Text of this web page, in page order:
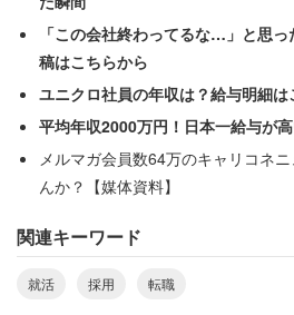
外のことは、評価に使ってはいけ
企業と個人を比べれば、もちろん
なり、微妙な問題がある場合はで
スト」で考えるべきというのが基
「入りたい人は全員自社に入れて
ん。
どんなにきれいに飾り立てても、
「この会社終わってるな…」と思
稿はこちらから
ユニクロ社員の年収は？給与明細は
平均年収2000万円！日本一給与が
メルマガ会員数64万のキャリコネ
んか？【媒体資料】
関連キーワード
就活 採用 転職